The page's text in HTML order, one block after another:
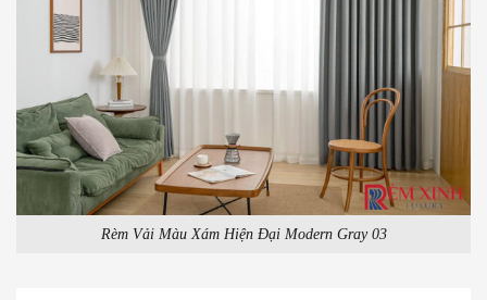
Rèm Vải Màu Xám Hiện Đại Modern Gray 03